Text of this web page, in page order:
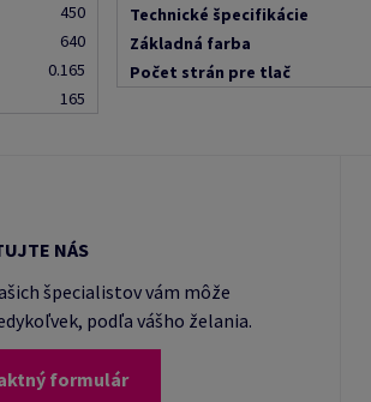
450
640
0.165
165
Technické špecifikácie
Základná farba
Počet strán pre tlač
NÁS
špecialistov vám môže
podľa vášho želania.
formulár